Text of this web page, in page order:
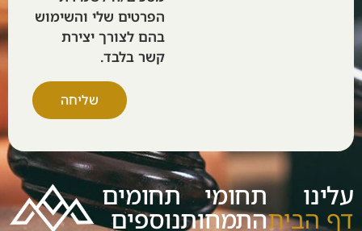
הפרטים שלי והשימוש
בהם לצורך יצירת
קשר בלבד.
שליחה
עלינו
דף הבית
תחומי
התמחות
תחומים
נוספים